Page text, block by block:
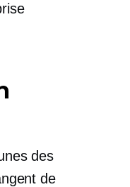
des
de